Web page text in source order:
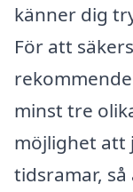
känner dig
För att
minst tre
möjlighet att
tidsramar,